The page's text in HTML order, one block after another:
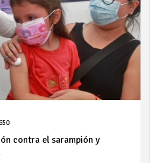
contra el sarampión y